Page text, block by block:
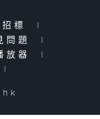
招標
|
問題
|
放器
|
|